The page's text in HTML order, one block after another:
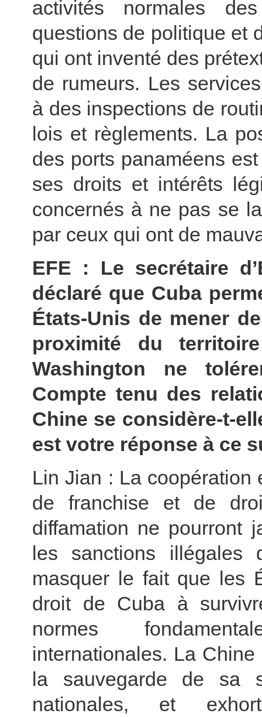
activités normales
questions de politique et
qui ont inventé des
de rumeurs. Les
à des inspections de
lois et règlements. La
des ports panaméens
ses droits et intérêts
concernés à ne pas se
par ceux qui ont de
EFE : Le secrétaire
déclaré que Cuba
États-Unis de mener
proximité du
Washington ne
Compte tenu des
Chine se considère-t-
est votre réponse à ce
Lin Jian : La coopération
de franchise et de
diffamation ne pourront
les sanctions illégales
masquer le fait que les
droit de Cuba à
normes
internationales. La
la sauvegarde de sa
nationales, et